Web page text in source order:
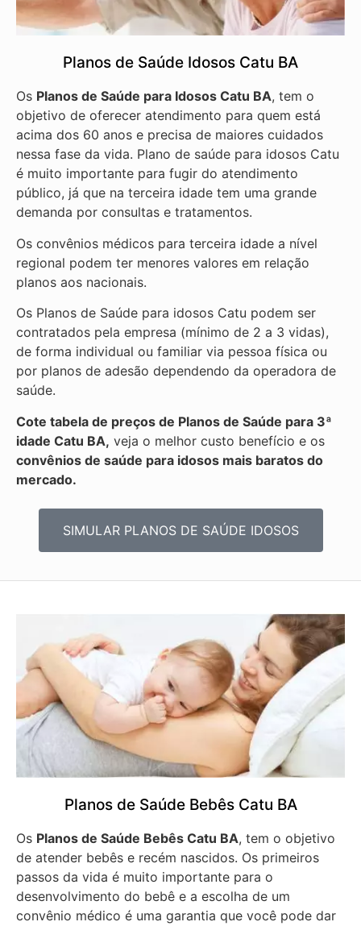
Planos de Saúde Idosos Catu BA
Os Planos de Saúde para Idosos Catu BA, tem o
objetivo de oferecer atendimento para quem está
acima dos 60 anos e precisa de maiores cuidados
nessa fase da vida. Plano de saúde para idosos Catu
é muito importante para fugir do atendimento
público, já que na terceira idade tem uma grande
demanda por consultas e tratamentos.
Os convênios médicos para terceira idade a nível
regional podem ter menores valores em relação
planos aos nacionais.
Os Planos de Saúde para idosos Catu podem ser
contratados pela empresa (mínimo de 2 a 3 vidas),
de forma individual ou familiar via pessoa física ou
por planos de adesão dependendo da operadora de
saúde.
Cote tabela de preços de Planos de Saúde para 3ª
idade Catu BA, veja o melhor custo benefício e os
convênios de saúde para idosos mais baratos do
mercado.
SIMULAR PLANOS DE SAÚDE IDOSOS
Planos de Saúde Bebês Catu BA
Os Planos de Saúde Bebês Catu BA, tem o objetivo
de atender bebês e recém nascidos. Os primeiros
passos da vida é muito importante para o
desenvolvimento do bebê e a escolha de um
convênio médico é uma garantia que você pode dar